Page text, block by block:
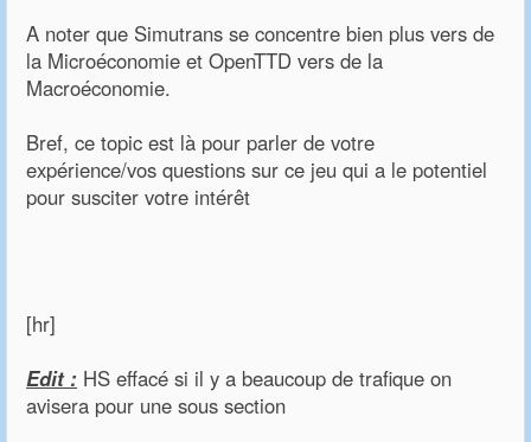
A noter que Simutrans se concentre bien plus vers de
la Microéconomie et OpenTTD vers de la
Macroéconomie.
Bref, ce topic est là pour parler de votre
expérience/vos questions sur ce jeu qui a le potentiel
pour susciter votre intérêt
[hr]
Edit : HS effacé si il y a beaucoup de trafique on
avisera pour une sous section